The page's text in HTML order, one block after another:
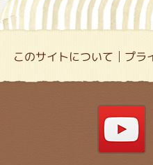
このサイトについて プラ